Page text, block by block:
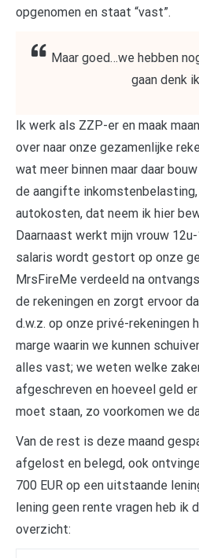
opgenomen en staat “vast”.
Maar goed…we hebben
gaan denk
Ik werk als ZZP-er en maak
over naar onze gezamenlijke
wat meer binnen maar daar
de aangifte
autokosten, dat neem ik hier
Daarnaast werkt mijn vrouw
salaris wordt gestort op onze
MrsFireMe verdeeld na
de rekeningen en zorgt ervoor
d.w.z. op onze privé-rekeningen
marge waarin we kunnen
alles vast; we weten welke
afgeschreven en hoeveel geld
moet staan, zo voorkomen we
Van de rest is deze maand
afgelost en belegd, ook
700 EUR op een uitstaande
lening geen rente vragen heb ik
overzicht: